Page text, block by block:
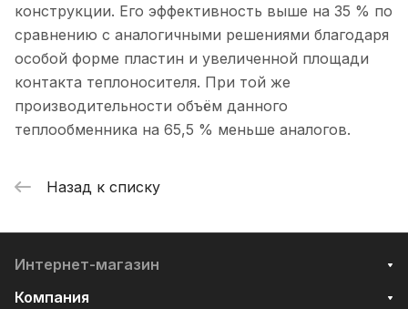
конструкции. Его эффективность выше на 35 % по
сравнению с аналогичными решениями благодаря
особой форме пластин и увеличенной площади
контакта теплоносителя. При той же
производительности объём данного
теплообменника на 65,5 % меньше аналогов.
Назад к списку
Интернет-магазин
Компания